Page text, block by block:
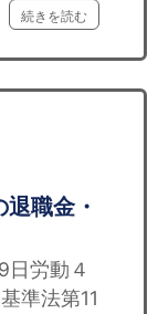
続きを読む
職金・
日労動４
準法第11